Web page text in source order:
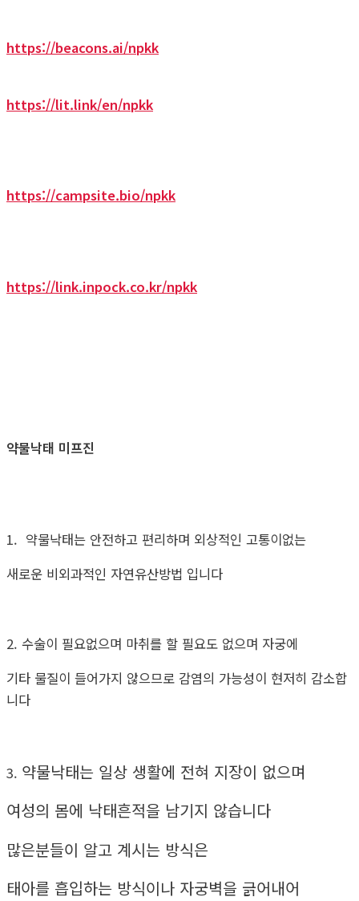
https://beacons.ai/npkk
https://lit.link/en/npkk
https://campsite.bio/npkk
https://link.inpock.co.kr/npkk
약물낙태 미프진
1. 약물낙태는 안전하고 편리하며 외상적인 고통이없는
새로운 비외과적인 자연유산방법 입니다
2. 수술이 필요없으며 마취를 할 필요도 없으며 자궁에
기타 물질이 들어가지 않으므로 감염의 가능성이 현저히 감소합
니다
3. 약물낙태는 일상 생활에 전혀 지장이 없으며
여성의 몸에 낙태흔적을 남기지 않습니다
많은분들이 알고 계시는 방식은
태아를 흡입하는 방식이나 자궁벽을 긁어내어